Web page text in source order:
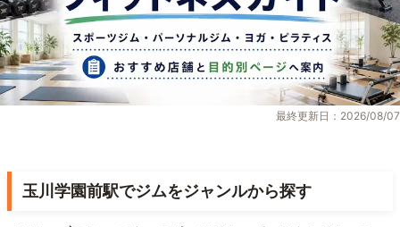
最終更新日：2026/08/07
玉川学園前駅でジムをジャンルから探す